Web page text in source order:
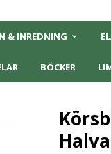
& INREDNING
BÖCKER